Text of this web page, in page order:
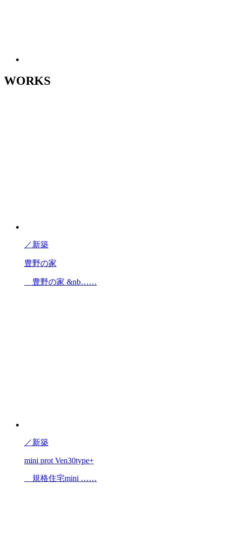
WORKS
／新築
豊野の家
豊野の家 &nb……
／新築
mini prot Ven30type+
規格住宅mini ……